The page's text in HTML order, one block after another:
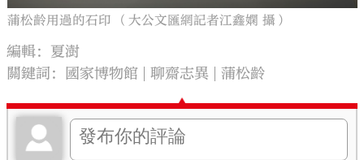
蒲松齡用過的石印 （大公文匯網記者江鑫嫻 攝）
編輯：夏澍
關鍵詞：
國家博物館 聊齋志異 蒲松齡